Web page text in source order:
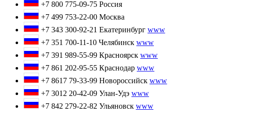
+7 800 775-09-75 Россия
+7 499 753-22-00 Москва
+7 343 300-92-21 Екатеринбург www
+7 351 700-11-10 Челябинск www
+7 391 989-55-99 Красноярск www
+7 861 202-95-55 Краснодар www
+7 8617 79-33-99 Новороссийск www
+7 3012 20-42-09 Улан-Удэ www
+7 842 279-22-82 Ульяновск www